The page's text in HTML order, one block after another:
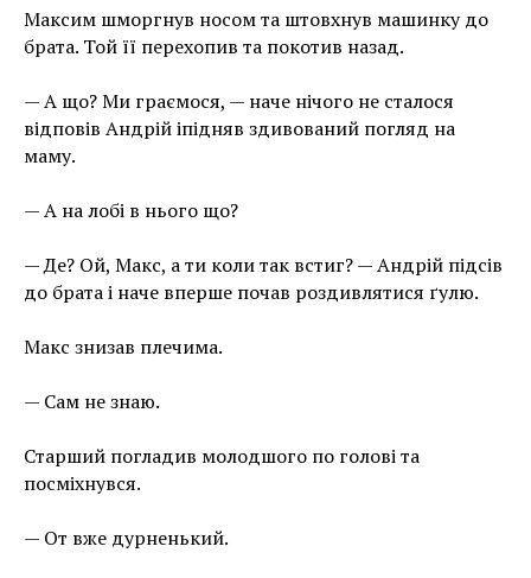
Максим шморгнув носом та штовхнув машинку до
брата. Той її перехопив та покотив назад.
— А що? Ми граємося, — наче нічого не сталося
відповів Андрій іпідняв здивований погляд на
маму.
— А на лобі в нього що?
— Де? Ой, Макс, а ти коли так встиг? — Андрій підсів
до брата і наче вперше почав роздивлятися ґулю.
Макс знизав плечима.
— Сам не знаю.
Старший погладив молодшого по голові та
посміхнувся.
— От вже дурненький.